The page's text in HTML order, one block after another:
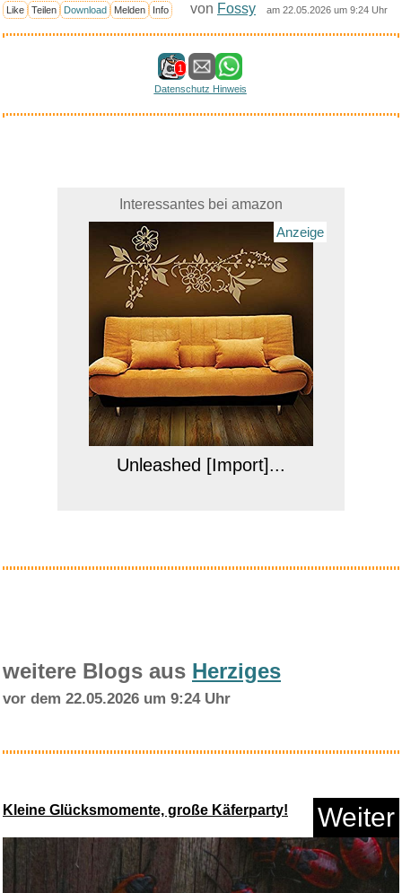
Like Teilen Download Melden Info von Fossy am 22.05.2026 um 9:24 Uhr
1
Datenschutz Hinweis
Interessantes bei amazon
Anzeige
Unleashed [Import]...
Anzeige
weitere Blogs aus Herziges
vor dem 22.05.2026 um 9:24 Uhr
Kleine Glücksmomente, große Käferparty! Weiter